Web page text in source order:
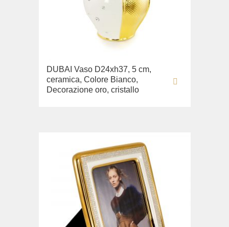
DUBAI Vaso D24xh37, 5 cm,
ceramica, Colore Bianco,
Decorazione oro, cristallo